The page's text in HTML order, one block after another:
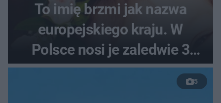
To imię brzmi jak nazwa
europejskiego kraju. W
Polsce nosi je zaledwie 3
kobiety
5